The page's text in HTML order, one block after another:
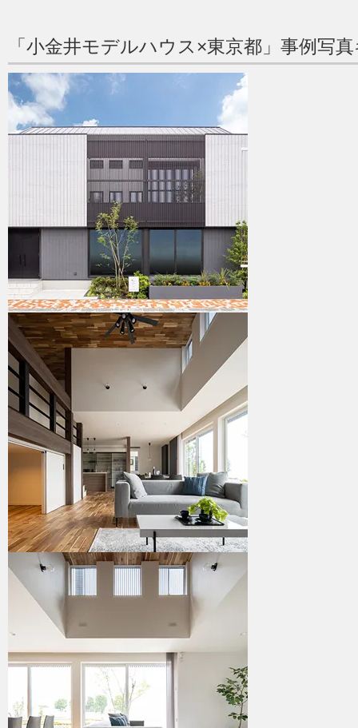
「小金井モデルハウス×東京都」事例写